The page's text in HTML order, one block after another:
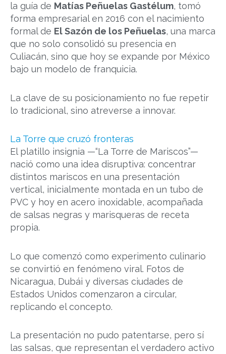
la guía de Matías Peñuelas Gastélum, tomó
forma empresarial en 2016 con el nacimiento
formal de El Sazón de los Peñuelas, una marca
que no solo consolidó su presencia en
Culiacán, sino que hoy se expande por México
bajo un modelo de franquicia.
La clave de su posicionamiento no fue repetir
lo tradicional, sino atreverse a innovar.
La Torre que cruzó fronteras
El platillo insignia —“La Torre de Mariscos”—
nació como una idea disruptiva: concentrar
distintos mariscos en una presentación
vertical, inicialmente montada en un tubo de
PVC y hoy en acero inoxidable, acompañada
de salsas negras y marisqueras de receta
propia.
Lo que comenzó como experimento culinario
se convirtió en fenómeno viral. Fotos de
Nicaragua, Dubái y diversas ciudades de
Estados Unidos comenzaron a circular,
replicando el concepto.
La presentación no pudo patentarse, pero sí
las salsas, que representan el verdadero activo